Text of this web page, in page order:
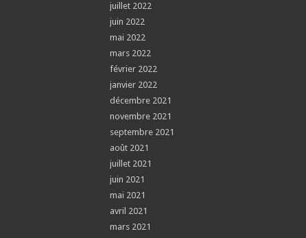
juillet 2022
juin 2022
mai 2022
mars 2022
février 2022
janvier 2022
décembre 2021
novembre 2021
septembre 2021
août 2021
juillet 2021
juin 2021
mai 2021
avril 2021
mars 2021